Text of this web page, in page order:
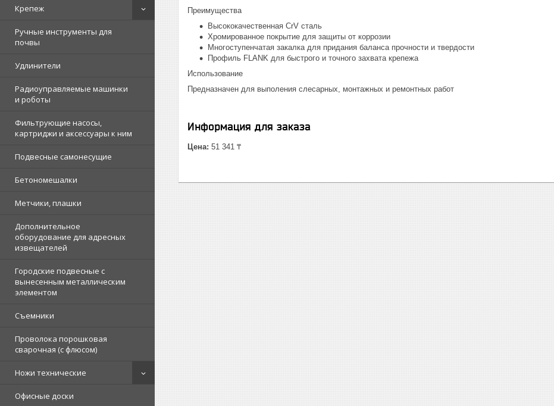
Крепеж
Ручные инструменты для
почвы
Удлинители
Радиоуправляемые машинки
и роботы
Фильтрующие насосы,
картриджи и аксессуары к ним
Подвесные самонесущие
Бетономешалки
Метчики, плашки
Дополнительное
оборудование для адресных
извещателей
Городские подвесные с
вынесенным металлическим
элементом
Съемники
Проволока порошковая
сварочная (с флюсом)
Ножи технические
Офисные доски
Преимущества
Высококачественная CrV сталь
Хромированное покрытие для защиты от коррозии
Многоступенчатая закалка для придания баланса прочности и твердости
Профиль FLANK для быстрого и точного захвата крепежа
Использование
Предназначен для выполения слесарных, монтажных и ремонтных работ
Информация для заказа
Цена: 51 341 ₸